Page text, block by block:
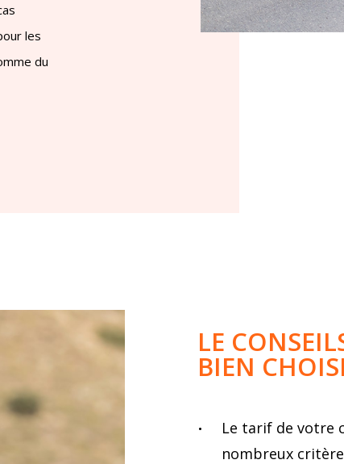
les
du
LE
BIEN
Le tarif de votre
nombreux